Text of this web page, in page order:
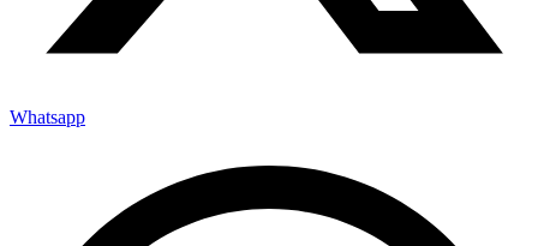
Whatsapp